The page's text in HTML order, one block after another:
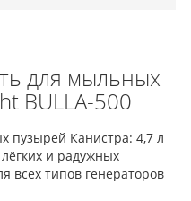
для мыльных
BULLA-500
пузырей Канистра: 4,7 л
и радужных
всех типов генераторов